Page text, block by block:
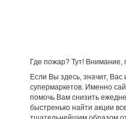
Где пожар? Тут! Внимание,
Если Вы здесь, значит, Вас
супермаркетов. Именно
помочь Вам снизить
быстренько найти акции